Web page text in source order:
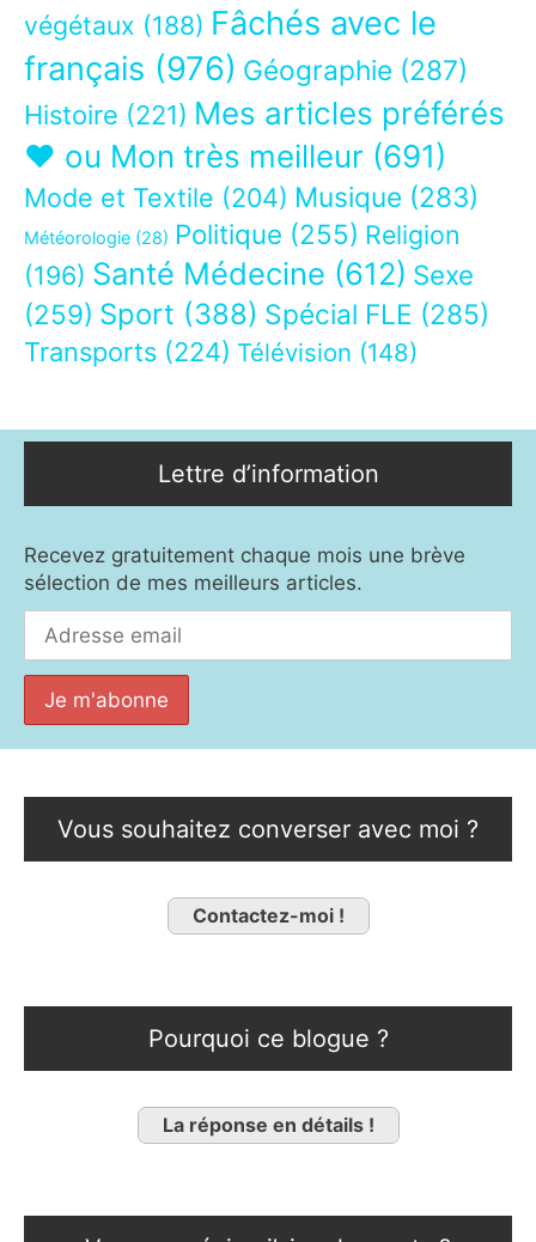
végétaux (188) Fâchés avec le
français (976) Géographie (287)
Histoire (221) Mes articles préférés
❤ ou Mon très meilleur (691)
Mode et Textile (204) Musique (283)
Météorologie (28) Politique (255) Religion
(196) Santé Médecine (612) Sexe
(259) Sport (388) Spécial FLE (285)
Transports (224) Télévision (148)
Lettre d’information
Recevez gratuitement chaque mois une brève
sélection de mes meilleurs articles.
Vous souhaitez converser avec moi ?
Contactez-moi !
Pourquoi ce blogue ?
La réponse en détails !